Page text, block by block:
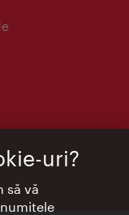
uri?
să vă